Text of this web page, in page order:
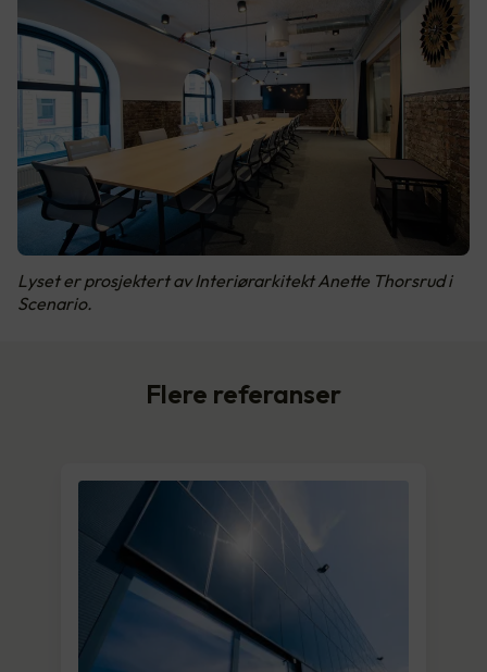
Lyset er prosjektert av Interiørarkitekt Anette Thorsrud i
Scenario.
Flere referanser